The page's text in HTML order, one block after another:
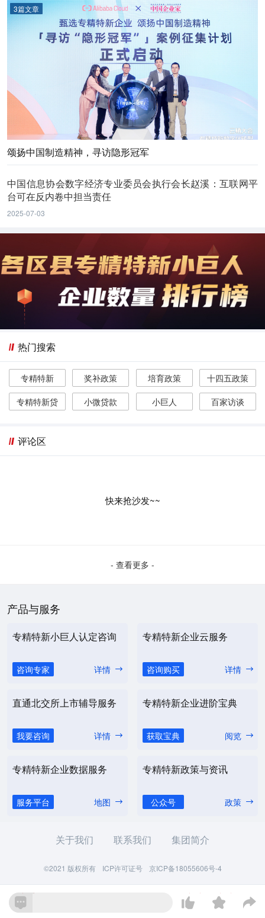
3篇文章
颂扬中国制造精神，寻访隐形冠军
中国信息协会数字经济专业委员会执行会长赵溪：互联网平
台可在反内卷中担当责任
2025-07-03
热门搜索
专精特新 奖补政策 培育政策
十四五政策
专精特新贷
小微贷款 小巨人 百家访谈
评论区
快来抢沙发~~
- 查看更多 -
产品与服务
专精特新小巨人认定咨询
咨询专家 详情
专精特新企业云服务
咨询购买 详情
直通北交所上市辅导服务
我要咨询 详情
专精特新企业进阶宝典
获取宝典 阅览
专精特新企业数据服务
服务平台 地图
专精特新政策与资讯
公众号 政策
关于我们 联系我们 集团简介
©2021 版权所有 ICP许可证号 京ICP备18055606号-4